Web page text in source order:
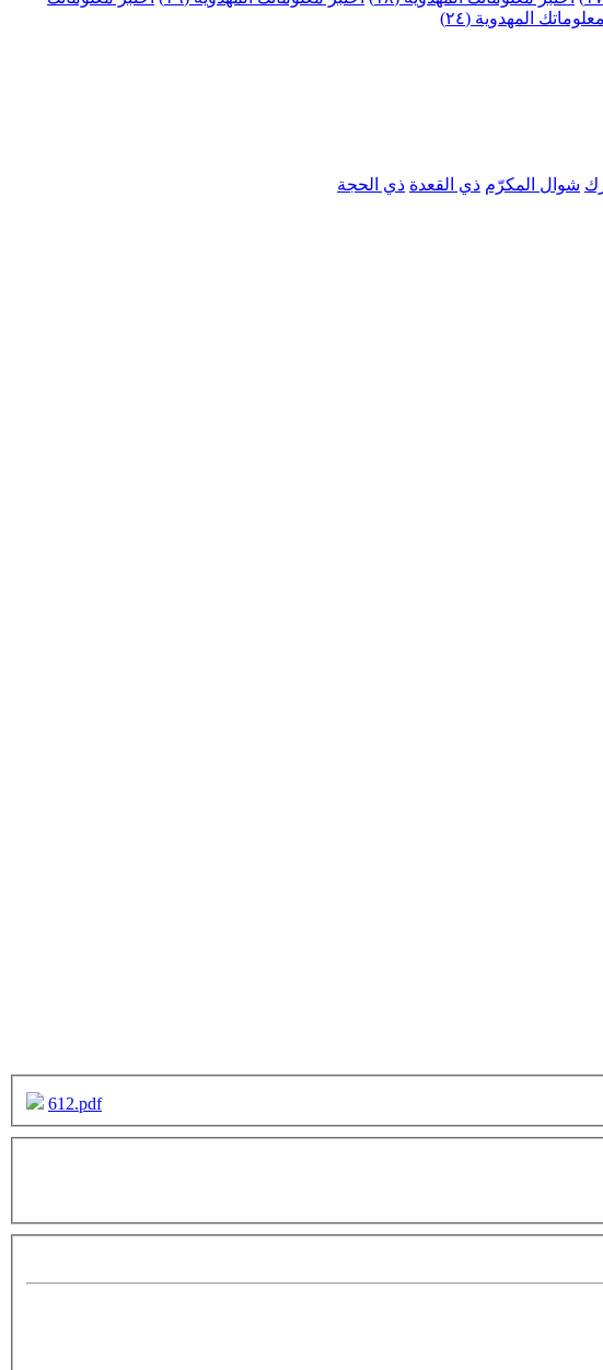
المهدوية (٢٤)
شوال المكرّم ذي القعدة ذي الحجة
612.pdf